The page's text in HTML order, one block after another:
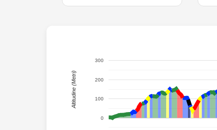
0
100
200
300
Altitudine (Metri)